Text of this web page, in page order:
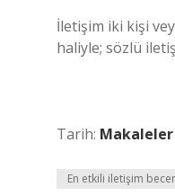
İletişim iki kişi
haliyle; sözlü
Tarih: Makaleler
En etkili iletişim